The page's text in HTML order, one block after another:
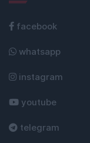
facebook
whatsapp
instagram
youtube
telegram